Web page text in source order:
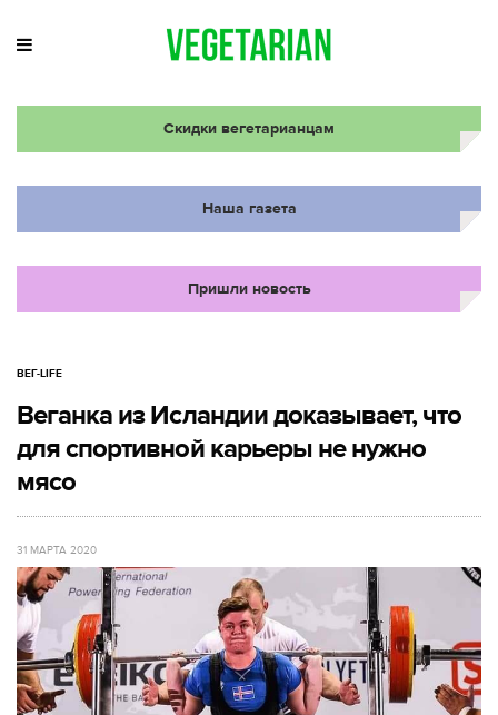
Скидки вегетарианцам
Наша газета
Пришли новость
ВЕГ-LIFE
Веганка из Исландии доказывает, что
для спортивной карьеры не нужно
мясо
31 МАРТА 2020